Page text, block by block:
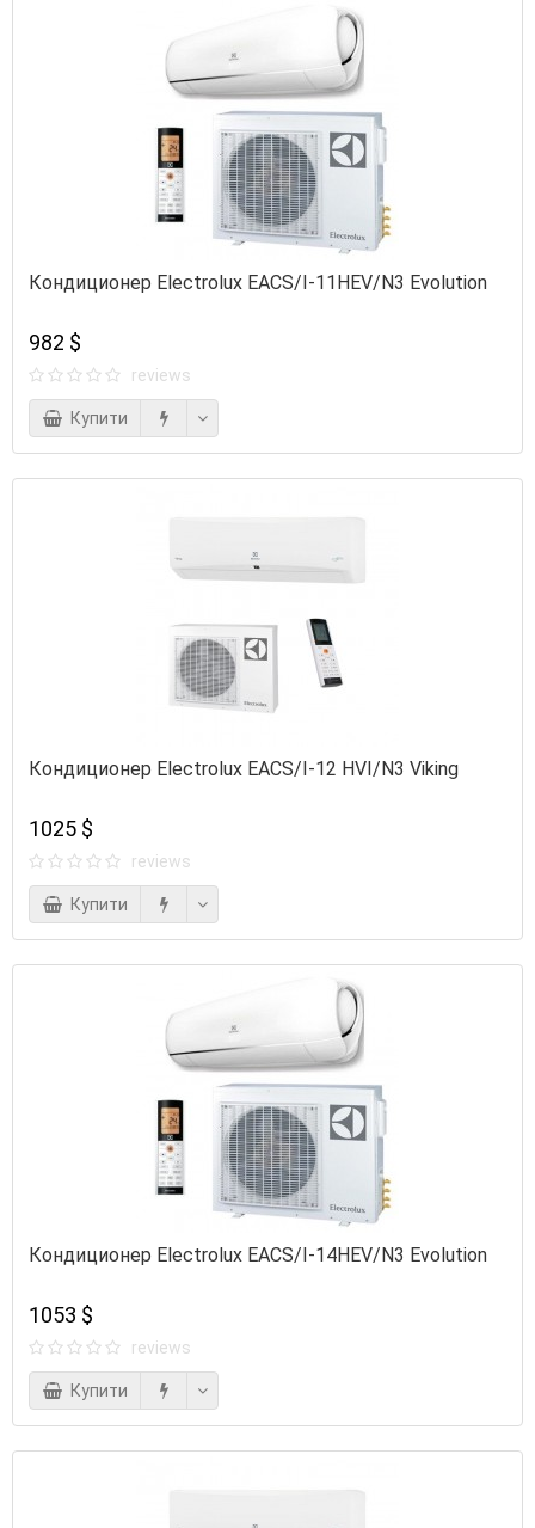
Кондиционер Electrolux EACS/I-11HEV/N3 Evolution
982 $
reviews
Купити
Кондиционер Electrolux EACS/I-12 HVI/N3 Viking
1025 $
reviews
Купити
Кондиционер Electrolux EACS/I-14HEV/N3 Evolution
1053 $
reviews
Купити